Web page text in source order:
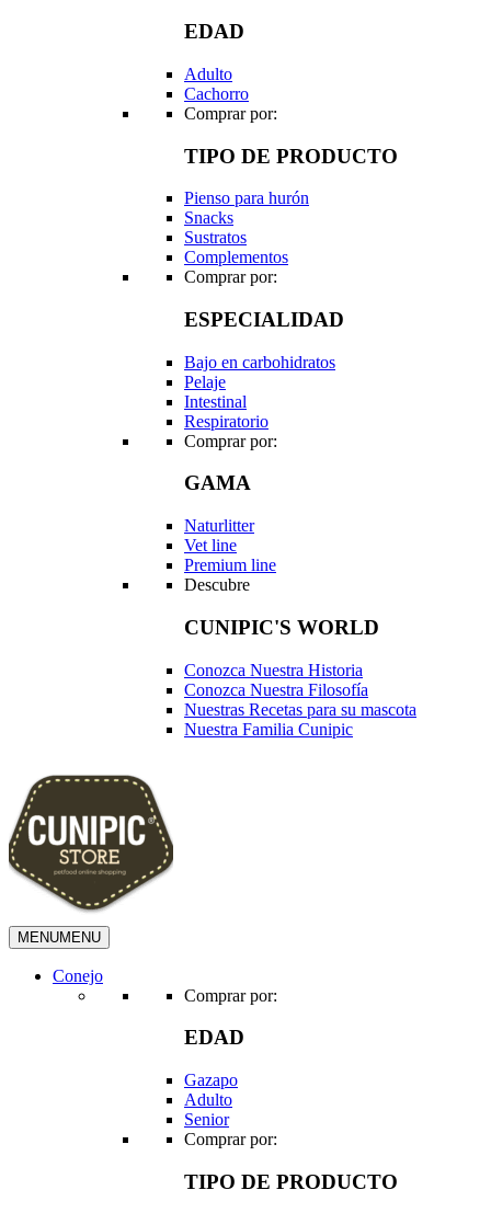
EDAD
Adulto
Cachorro
Comprar por:
TIPO DE PRODUCTO
Pienso para hurón
Snacks
Sustratos
Complementos
Comprar por:
ESPECIALIDAD
Bajo en carbohidratos
Pelaje
Intestinal
Respiratorio
Comprar por:
GAMA
Naturlitter
Vet line
Premium line
Descubre
CUNIPIC'S WORLD
Conozca Nuestra Historia
Conozca Nuestra Filosofía
Nuestras Recetas para su mascota
Nuestra Familia Cunipic
MENUMENU
Conejo
Comprar por:
EDAD
Gazapo
Adulto
Senior
Comprar por:
TIPO DE PRODUCTO